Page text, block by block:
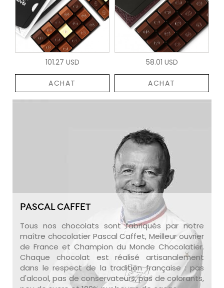
101.27 USD
ACHAT
58.01 USD
ACHAT
PASCAL CAFFET
Tous nos chocolats sont fabriqués par notre
maître chocolatier Pascal Caffet, Meilleur ouvrier
de France et Champion du Monde Chocolatier.
Chaque chocolat est réalisé artisanalement
dans le respect de la tradition française : pas
d'alcool, pas de conservateurs, pas de colorants,